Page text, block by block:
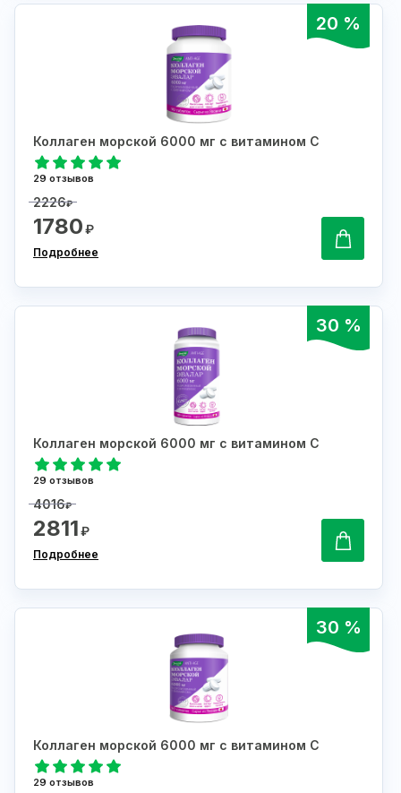
20 %
Коллаген морской 6000 мг с витамином С
29 отзывов
2226₽
1780₽
Подробнее
30 %
Коллаген морской 6000 мг с витамином С
29 отзывов
4016₽
2811₽
Подробнее
30 %
Коллаген морской 6000 мг с витамином С
29 отзывов